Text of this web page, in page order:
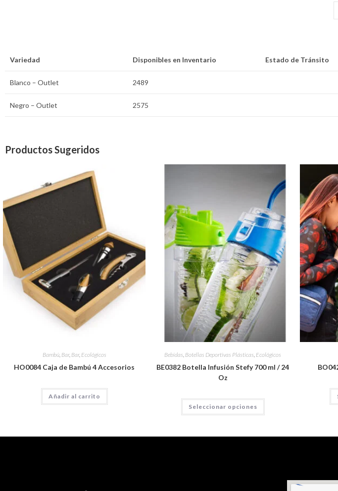
Variedad Disponibles en Inventario Estado de Tránsito
Blanco – Outlet 2489
Negro – Outlet 2575
Productos Sugeridos
Bambú, Bar, Bar, Ecológicos
HO0084 Caja de Bambú 4 Accesorios
Añadir al carrito
Bebidas, Botellas Deportivas Plásticas, Ecológicos
BE0382 Botella Infusión Stefy 700 ml / 24
Oz
Seleccionar opciones